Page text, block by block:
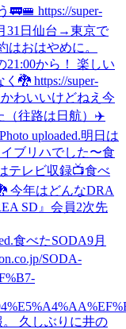
https://super-
31日仙台→東京で
はおはやめに。
21:00から！ 楽しい
🐉 https://super-
わいいけどねえ 今
（往路は日航）✈️
Photo uploaded.明日は
ブリハでした〜食
テレビ収録📺食べ
今年はどんなDRA
SD』会員2次先
食べたSODA9月
SODA-
。 久しぶりに井の